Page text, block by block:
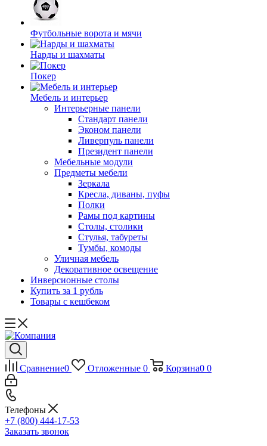
Футбольные ворота и мячи
Нарды и шахматы
Покер
Мебель и интерьер
Интерьерные панели
Стандарт панели
Эконом панели
Ливерпуль панели
Президент панели
Мебельные модули
Предметы мебели
Зеркала
Кресла, диваны, пуфы
Полки
Рамы под картины
Столы, столики
Стулья, табуреты
Тумбы, комоды
Уличная мебель
Декоративное освещение
Инверсионные столы
Купить за 1 рубль
Товары с кешбеком
Сравнение0 Отложенные 0 Корзина0 0
Телефоны
+7 (800) 444-17-53
Заказать звонок